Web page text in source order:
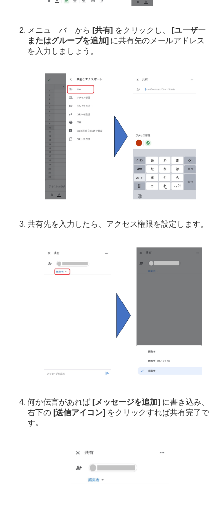
メニューバーから [共有] をクリックし、
[ユーザー
またはグループを追加] に共有先のメールアドレス
を入力しましょう。
共有先を入力したら、アクセス権限を設定します。
何か伝言があれば [メッセージを追加] に書き込み、
右下の [送信アイコン] をクリックすれば共有完了で
す。